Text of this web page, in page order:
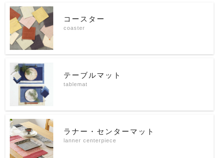
コースター
coaster
テーブルマット
tablemat
ラナー・センターマット
lanner centerpiece